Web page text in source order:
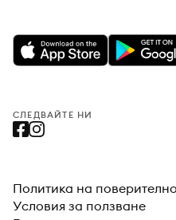
СЛЕДВАЙТЕ НИ
Политика на
Условия за ползване